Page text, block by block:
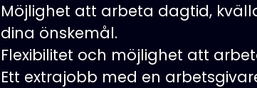
Möjlighet att arbeta dagtid,
dina önskemål.
Flexibilitet och möjlighet att
Ett extrajobb med en